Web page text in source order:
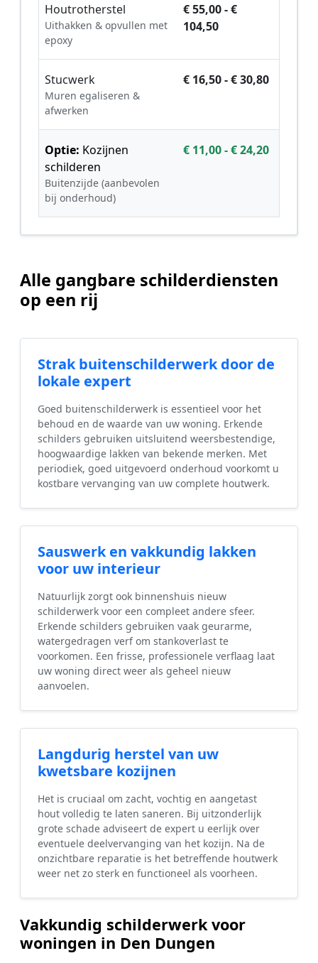
Houtrotherstel
Uithakken & opvullen met
epoxy
€ 55,00 - €
104,50
Stucwerk
Muren egaliseren &
afwerken
€ 16,50 - € 30,80
Optie: Kozijnen
schilderen
Buitenzijde (aanbevolen
bij onderhoud)
€ 11,00 - € 24,20
Alle gangbare schilderdiensten
op een rij
Strak buitenschilderwerk door de
lokale expert
Goed buitenschilderwerk is essentieel voor het
behoud en de waarde van uw woning. Erkende
schilders gebruiken uitsluitend weersbestendige,
hoogwaardige lakken van bekende merken. Met
periodiek, goed uitgevoerd onderhoud voorkomt u
kostbare vervanging van uw complete houtwerk.
Sauswerk en vakkundig lakken
voor uw interieur
Natuurlijk zorgt ook binnenshuis nieuw
schilderwerk voor een compleet andere sfeer.
Erkende schilders gebruiken vaak geurarme,
watergedragen verf om stankoverlast te
voorkomen. Een frisse, professionele verflaag laat
uw woning direct weer als geheel nieuw
aanvoelen.
Langdurig herstel van uw
kwetsbare kozijnen
Het is cruciaal om zacht, vochtig en aangetast
hout volledig te laten saneren. Bij uitzonderlijk
grote schade adviseert de expert u eerlijk over
eventuele deelvervanging van het kozijn. Na de
onzichtbare reparatie is het betreffende houtwerk
weer net zo sterk en functioneel als voorheen.
Vakkundig schilderwerk voor
woningen in Den Dungen